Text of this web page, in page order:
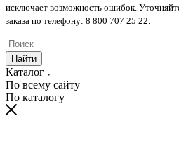
исключает возможность ошибок.
заказа по телефону: 8 800 707 25 22.
Найти
Каталог
По всему сайту
По каталогу